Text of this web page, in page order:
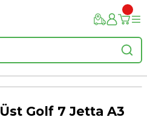
Golf 7 Jetta A3